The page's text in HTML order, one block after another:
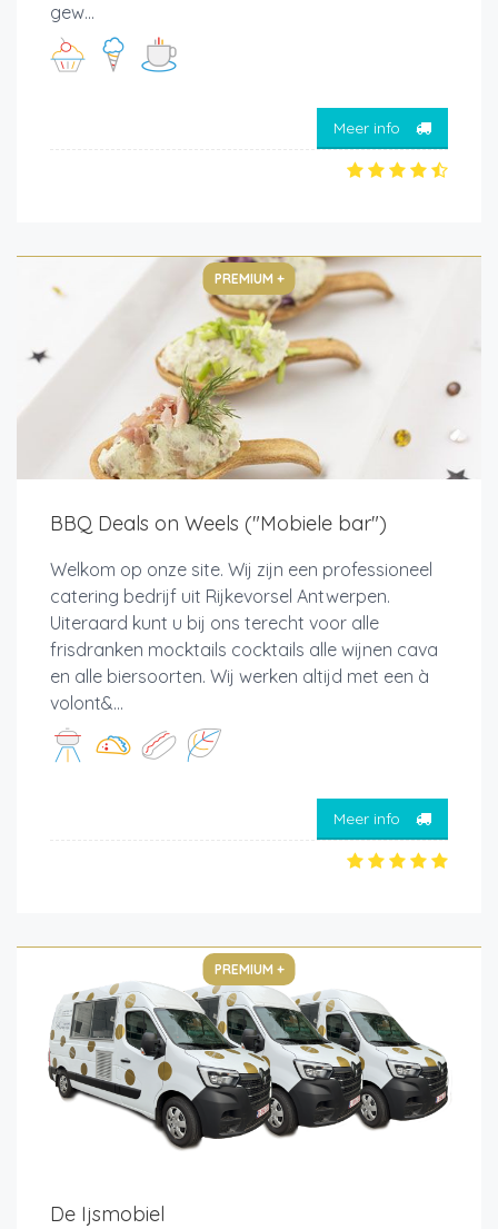
gew...
Meer info
PREMIUM +
BBQ Deals on Weels ("Mobiele bar")
Welkom op onze site. Wij zijn een professioneel
catering bedrijf uit Rijkevorsel Antwerpen.
Uiteraard kunt u bij ons terecht voor alle
frisdranken mocktails cocktails alle wijnen cava
en alle biersoorten. Wij werken altijd met een à
volont&...
Meer info
PREMIUM +
De Ijsmobiel